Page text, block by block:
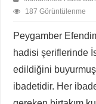
187 Görüntülenme
Peygamber
hadisi şeriflerinde
edildiğini
ibadetidir. Her